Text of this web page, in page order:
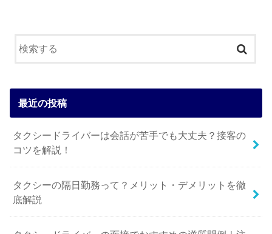
最近の投稿
タクシードライバーは会話が苦手でも大丈夫？接客の
コツを解説！
タクシーの隔日勤務って？メリット・デメリットを徹
底解説